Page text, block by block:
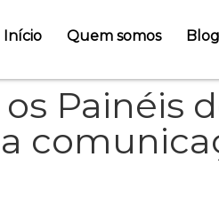
Início Quem somos Blog
Painéis